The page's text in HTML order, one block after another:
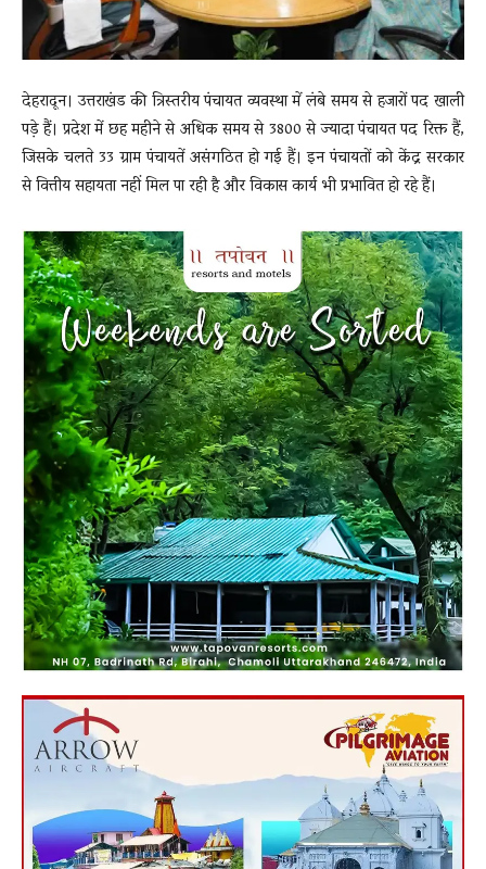
देहरादून। उत्तराखंड की त्रिस्तरीय पंचायत व्यवस्था में लंबे समय से हजारों पद खाली
पड़े हैं। प्रदेश में छह महीने से अधिक समय से 3800 से ज्यादा पंचायत पद रिक्त हैं,
जिसके चलते 33 ग्राम पंचायतें असंगठित हो गई हैं। इन पंचायतों को केंद्र सरकार
से वित्तीय सहायता नहीं मिल पा रही है और विकास कार्य भी प्रभावित हो रहे हैं।